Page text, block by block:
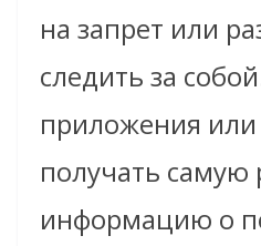
на запрет или
следить за
приложения
получать самую
информацию о